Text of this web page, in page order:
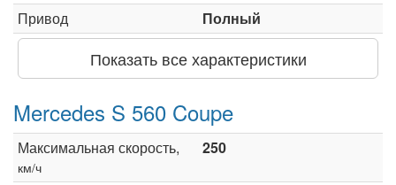
Привод
Полный
Показать все характеристики
Mercedes S 560 Coupe
Максимальная скорость,
км/ч
250